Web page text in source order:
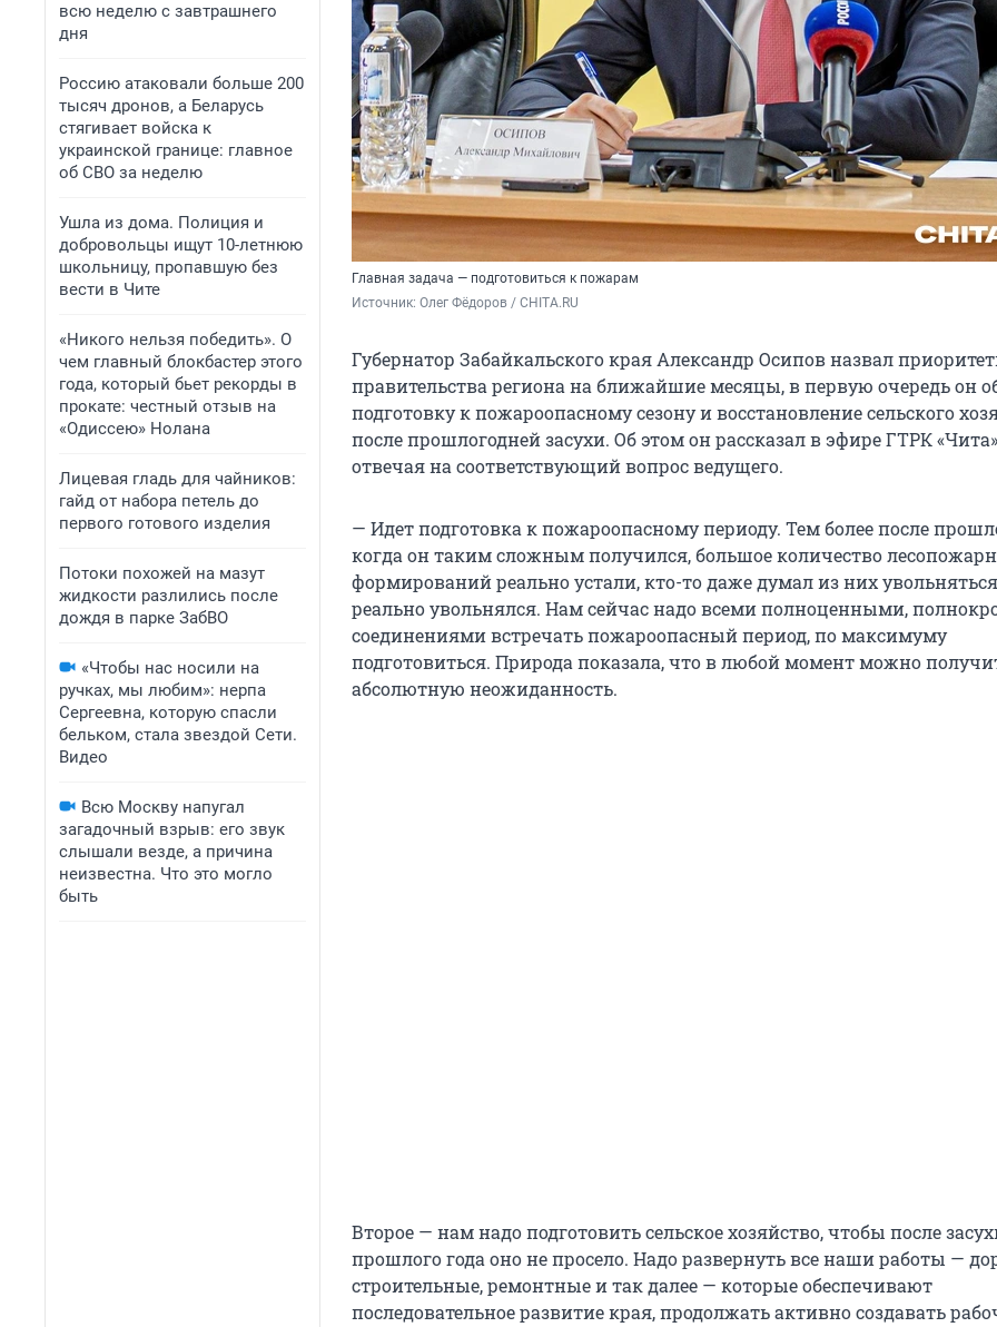
всю неделю с завтрашнего
дня
Россию атаковали больше 200
тысяч дронов, а Беларусь
стягивает войска к
украинской границе: главное
об СВО за неделю
Ушла из дома. Полиция и
добровольцы ищут 10-летнюю
школьницу, пропавшую без
вести в Чите
«Никого нельзя победить». О
чем главный блокбастер этого
года, который бьет рекорды в
прокате: честный отзыв на
«Одиссею» Нолана
Лицевая гладь для чайников:
гайд от набора петель до
первого готового изделия
Потоки похожей на мазут
жидкости разлились после
дождя в парке ЗабВО
«Чтобы нас носили на
ручках, мы любим»: нерпа
Сергеевна, которую спасли
бельком, стала звездой Сети.
Видео
Всю Москву напугал
загадочный взрыв: его звук
слышали везде, а причина
неизвестна. Что это могло
быть
Главная задача — подготовиться к пожарам
Источник: Олег Фёдоров / CHITA.RU
Губернатор Забайкальского края Александр Осипов назвал
правительства региона на ближайшие месяцы, в первую очередь он
подготовку к пожароопасному сезону и восстановление сельского
после прошлогодней засухи. Об этом он рассказал в эфире ГТРК
отвечая на соответствующий вопрос ведущего.
— Идет подготовка к пожароопасному периоду. Тем более после
когда он таким сложным получился, большое количество
формирований реально устали, кто-то даже думал из них
реально увольнялся. Нам сейчас надо всеми полноценными,
соединениями встречать пожароопасный период, по максимуму
подготовиться. Природа показала, что в любой момент можно
абсолютную неожиданность.
Второе — нам надо подготовить сельское хозяйство, чтобы после
прошлого года оно не просело. Надо развернуть все наши работы —
строительные, ремонтные и так далее — которые обеспечивают
последовательное развитие края, продолжать активно создавать